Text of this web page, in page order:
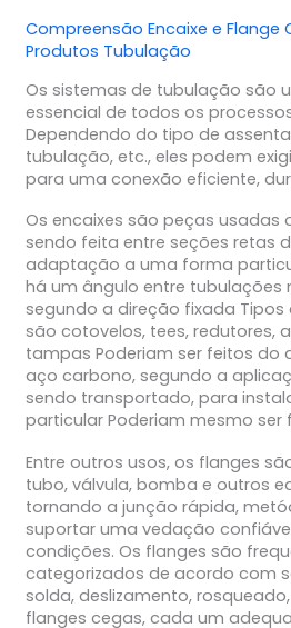
Compreensão Encaixe e Flange
Produtos Tubulação
Os sistemas de tubulação são
essencial de todos os
Dependendo do tipo de
tubulação, etc., eles podem
para uma conexão eficiente,
Os encaixes são peças usadas
sendo feita entre seções retas
adaptação a uma forma
há um ângulo entre tubulações
segundo a direção fixada Tipos
são cotovelos, tees, redutores,
tampas Poderiam ser feitos do
aço carbono, segundo a
sendo transportado, para
particular Poderiam mesmo ser
Entre outros usos, os flanges
tubo, válvula, bomba e outros
tornando a junção rápida,
suportar uma vedação
condições. Os flanges são
categorizados de acordo com
solda, deslizamento,
flanges cegas, cada um